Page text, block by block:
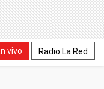
vivo Radio La Red